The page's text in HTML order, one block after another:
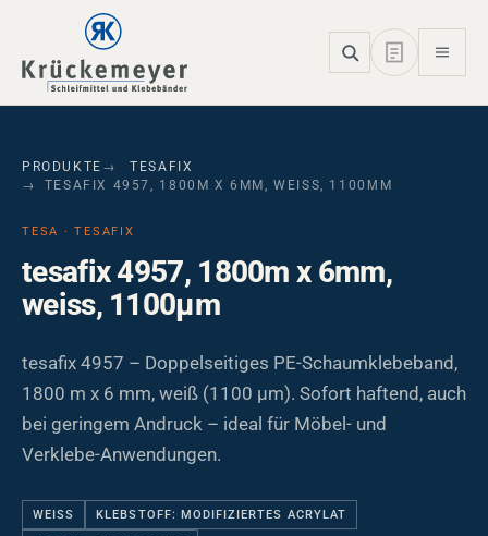
Skip to main navigation
Skip to main content
Skip to page footer
PRODUKTE
TESAFIX
TESAFIX 4957, 1800M X 6MM, WEISS, 1100ΜM
TESA · TESAFIX
tesafix 4957, 1800m x 6mm,
weiss, 1100µm
tesafix 4957 – Doppelseitiges PE-Schaumklebeband,
1800 m x 6 mm, weiß (1100 µm). Sofort haftend, auch
bei geringem Andruck – ideal für Möbel- und
Verklebe-Anwendungen.
WEISS KLEBSTOFF: MODIFIZIERTES ACRYLAT